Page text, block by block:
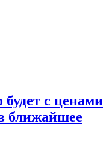
будет с ценами
ближайшее